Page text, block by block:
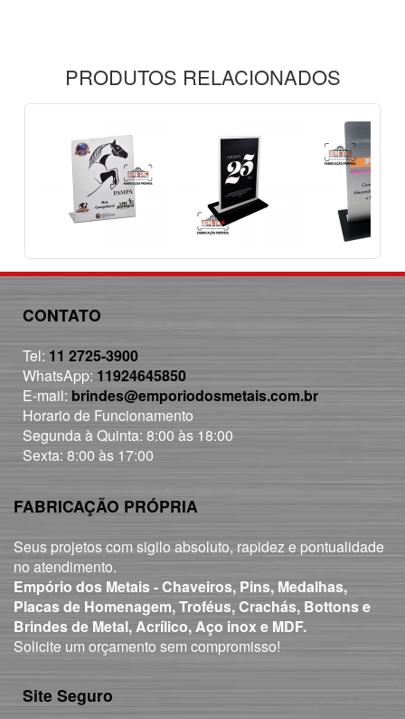
PRODUTOS RELACIONADOS
CONTATO
Tel: 11 2725-3900
WhatsApp: 11924645850
E-mail: brindes@emporiodosmetais.com.br
Horario de Funcionamento
Segunda à Quinta: 8:00 às 18:00
Sexta: 8:00 às 17:00
FABRICAÇÃO PRÓPRIA
Seus projetos com sigilo absoluto, rapidez e pontualidade
no atendimento.
Empório dos Metais - Chaveiros, Pins, Medalhas,
Placas de Homenagem, Troféus, Crachás, Bottons e
Brindes de Metal, Acrílico, Aço inox e MDF.
Solicite um orçamento sem compromisso!
Site Seguro